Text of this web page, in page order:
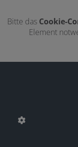
Bitte das Cookie-
Element